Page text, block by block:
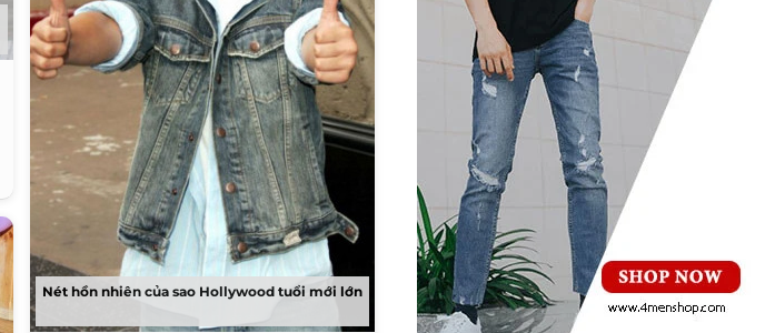
Nét hồn nhiên của sao Hollywood tuổi mới lớn